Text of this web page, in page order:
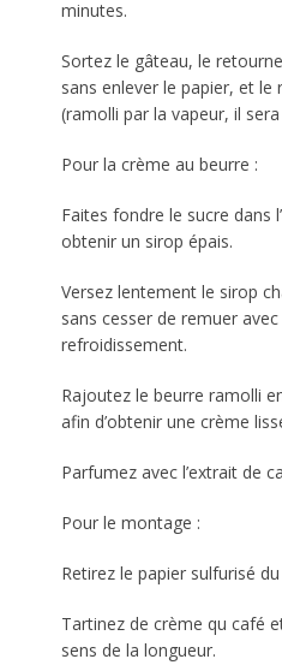
minutes.
Sortez le gâteau, le
sans enlever le papier, et le
(ramolli par la vapeur, il
Pour la crème au beurre :
Faites fondre le sucre dans
obtenir un sirop épais.
Versez lentement le sirop
sans cesser de remuer
refroidissement.
Rajoutez le beurre ramolli
afin d’obtenir une crème
Parfumez avec l’extrait de
Pour le montage :
Retirez le papier sulfurisé
Tartinez de crème qu café
sens de la longueur.